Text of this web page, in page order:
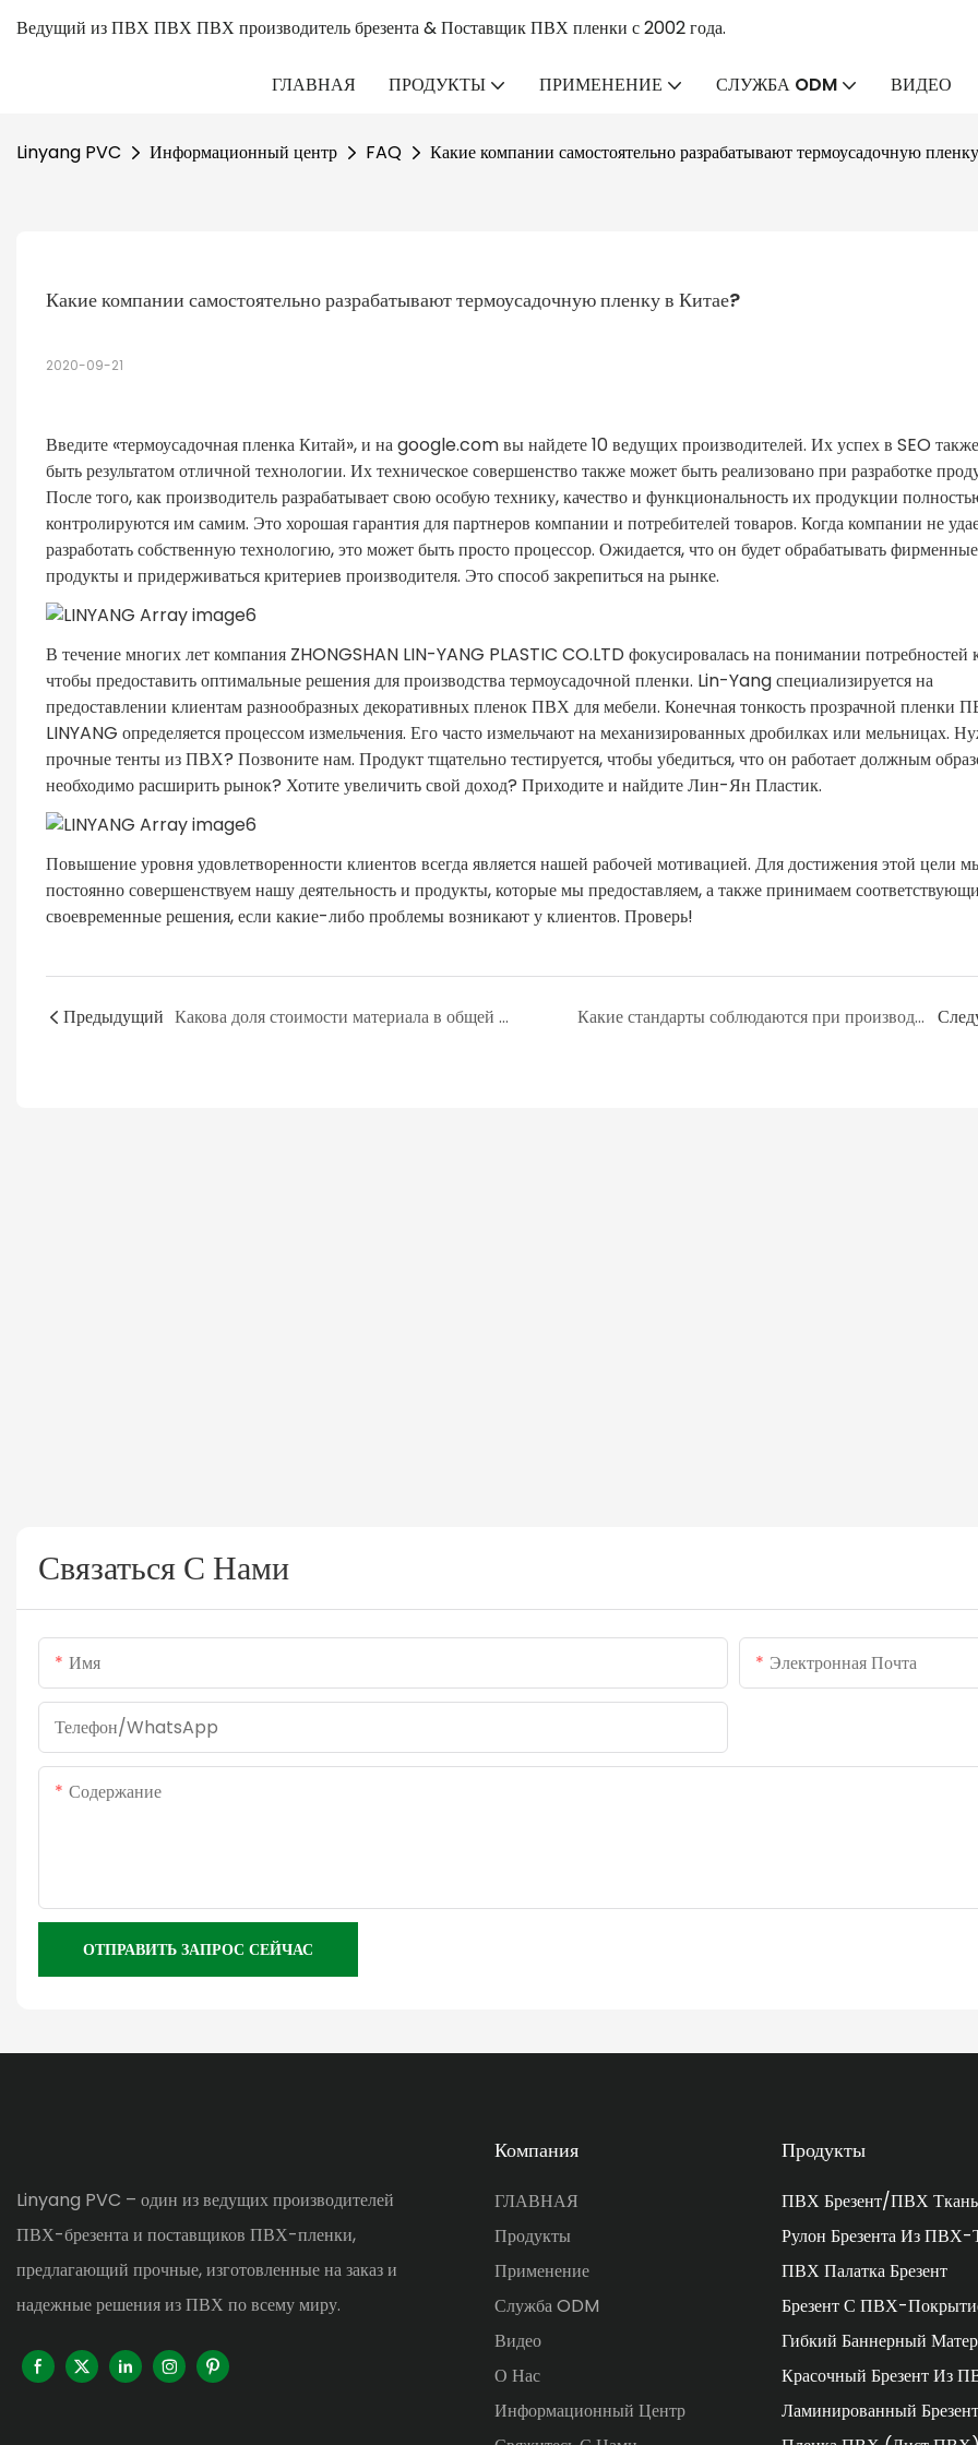
Ведущий из ПВХ ПВХ ПВХ производитель брезента & Поставщик ПВХ пленки с 2002 года.
ГЛАВНАЯ ПРОДУКТЫ ПРИМЕНЕНИЕ СЛУЖБА ODM ВИДЕО
Linyang PVC Информационный центр FAQ Какие компании самостоятельно разрабатывают термоусадочную
Какие компании самостоятельно разрабатывают термоусадочную пленку в Китае?
2020-09-21
Введите «термоусадочная пленка Китай», и на google.com вы найдете 10 ведущих производителей. Их успех в SEO
быть результатом отличной технологии. Их техническое совершенство также может быть реализовано при разработке
После того, как производитель разрабатывает свою особую технику, качество и функциональность их продукции
контролируются им самим. Это хорошая гарантия для партнеров компании и потребителей товаров. Когда компании не
разработать собственную технологию, это может быть просто процессор. Ожидается, что он будет обрабатывать фирменные
продукты и придерживаться критериев производителя. Это способ закрепиться на рынке.
В течение многих лет компания ZHONGSHAN LIN-YANG PLASTIC CO.LTD фокусировалась на понимании потребностей
чтобы предоставить оптимальные решения для производства термоусадочной пленки. Lin-Yang специализируется на
предоставлении клиентам разнообразных декоративных пленок ПВХ для мебели. Конечная тонкость прозрачной пленки
LINYANG определяется процессом измельчения. Его часто измельчают на механизированных дробилках или мельницах.
прочные тенты из ПВХ? Позвоните нам. Продукт тщательно тестируется, чтобы убедиться, что он работает должным
необходимо расширить рынок? Хотите увеличить свой доход? Приходите и найдите Лин-Ян Пластик.
Повышение уровня удовлетворенности клиентов всегда является нашей рабочей мотивацией. Для достижения этой цели
постоянно совершенствуем нашу деятельность и продукты, которые мы предоставляем, а также принимаем
своевременные решения, если какие-либо проблемы возникают у клиентов. Проверь!
Предыдущий Какова доля стоимости материала в общей себестоимости термоусадочной пленки? Какие стандарты соблюдаются при производстве термоусадочной пленки?
Связаться С Нами
Имя Электронная Почта
Телефон/WhatsApp
Содержание
ОТПРАВИТЬ ЗАПРОС СЕЙЧАС
Linyang PVC – один из ведущих производителей
ПВХ-брезента и поставщиков ПВХ-пленки,
предлагающий прочные, изготовленные на заказ и
надежные решения из ПВХ по всему миру.
Компания
ГЛАВНАЯ
Продукты
Применение
Служба ODM
Видео
О Нас
Информационный Центр
Продукты
ПВХ Брезент/ПВХ Ткань
Рулон Брезента Из ПВХ-
ПВХ Палатка Брезент
Брезент С ПВХ-
Гибкий Баннерный
Красочный Брезент Из
Ламинированный